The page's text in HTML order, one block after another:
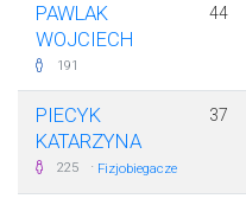
PAWLAK
WOJCIECH
191
44
PIECYK
KATARZYNA
225 · Fizjobiegacze
37